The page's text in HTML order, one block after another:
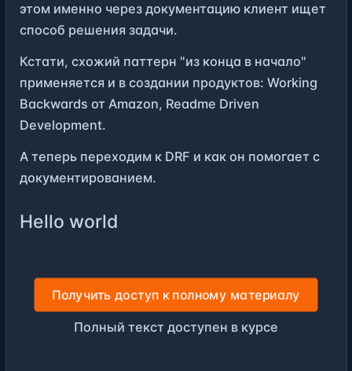
этом именно через документацию клиент ищет
способ решения задачи.
Кстати, схожий паттерн "из конца в начало"
применяется и в создании продуктов: Working
Backwards от Amazon, Readme Driven
Development.
А теперь переходим к DRF и как он помогает с
документированием.
Hello world
Получить доступ к полному материалу
Полный текст доступен в курсе